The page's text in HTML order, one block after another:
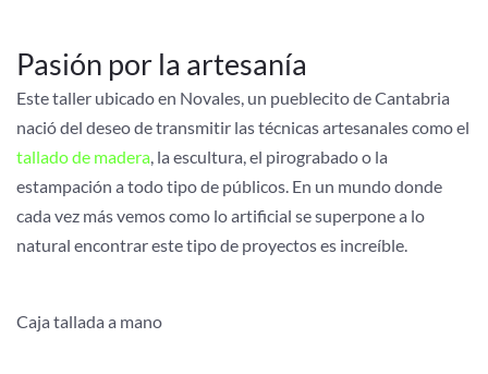
Pasión por la artesanía
Este taller ubicado en Novales, un pueblecito de Cantabria
nació del deseo de transmitir las técnicas artesanales como el
tallado de madera, la escultura, el pirograbado o la
estampación a todo tipo de públicos. En un mundo donde
cada vez más vemos como lo artificial se superpone a lo
natural encontrar este tipo de proyectos es increíble.
Caja tallada a mano